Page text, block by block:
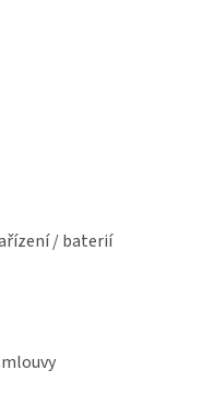
/ baterií